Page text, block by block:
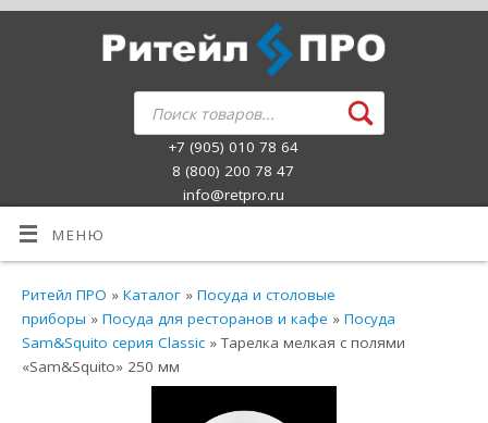
+7 (905) 010 78 64
8 (800) 200 78 47
info@retpro.ru
МЕНЮ
Ритейл ПРО »Каталог »Посуда и столовые
приборы »Посуда для ресторанов и кафе »Посуда
Sam&Squito серия Classic » Тарелка мелкая с полями
«Sam&Squito» 250 мм